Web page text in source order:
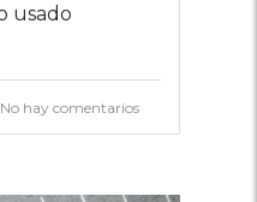
usado
No hay comentarios